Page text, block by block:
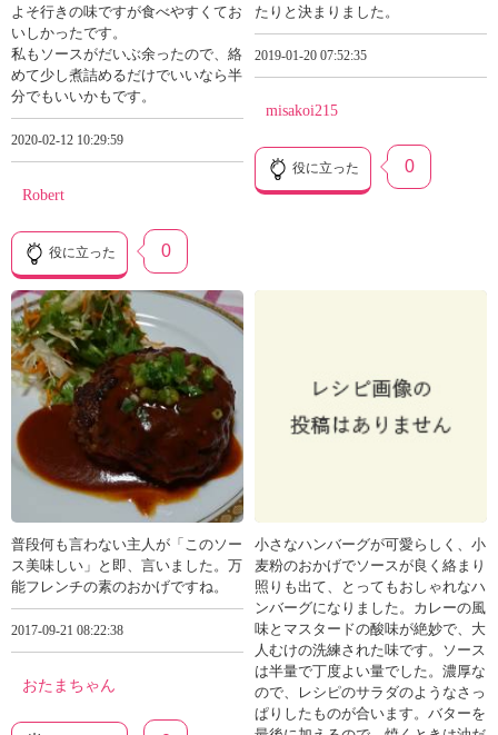
よそ行きの味ですが食べやすくてお
いしかったです。
私もソースがだいぶ余ったので、絡
めて少し煮詰めるだけでいいなら半
分でもいいかもです。
2020-02-12 10:29:59
Robert
役に立った 0
たりと決まりました。
2019-01-20 07:52:35
misakoi215
役に立った 0
普段何も言わない主人が「このソー
ス美味しい」と即、言いました。万
能フレンチの素のおかげですね。
2017-09-21 08:22:38
おたまちゃん
小さなハンバーグが可愛らしく、小
麦粉のおかげでソースが良く絡まり
照りも出て、とってもおしゃれなハ
ンバーグになりました。カレーの風
味とマスタードの酸味が絶妙で、大
人むけの洗練された味です。ソース
は半量で丁度よい量でした。濃厚な
ので、レシピのサラダのようなさっ
ぱりしたものが合います。バターを